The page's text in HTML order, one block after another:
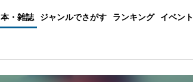
本・雑誌 ジャンルでさがす ランキング イベント